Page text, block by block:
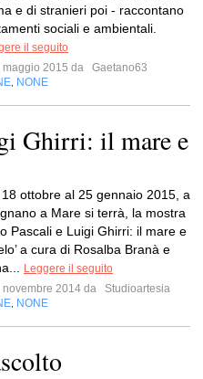
e di stranieri poi - raccontano
sociali e ambientali.
il seguito
maggio 2015 da
Gaetano63
NONE
Ghirri: il mare e
18 ottobre al 25 gennaio 2015, a
a Mare si terrà, la mostra
Pascali e Luigi Ghirri: il mare e
a cura di Rosalba Branà e
Leggere il seguito
novembre 2014 da
Studioartesia
NONE